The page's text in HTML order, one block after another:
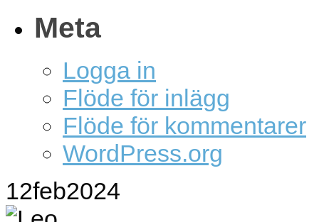
Meta
Logga in
Flöde för inlägg
Flöde för kommentarer
WordPress.org
12feb2024